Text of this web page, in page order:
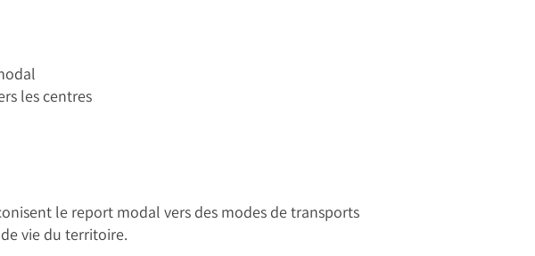
les centres
le report modal vers des modes de transports
vie du territoire.